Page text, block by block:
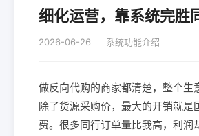
细化运营，靠系统完胜
2026-06-26 系统功能介绍
做反向代购的商家都清楚，整个生
除了货源采购价，最大的开销就是
费。很多同行订单量比我高，利润